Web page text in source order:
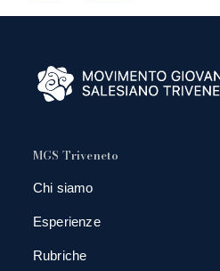
MGS Triveneto
Chi siamo
Esperienze
Rubriche